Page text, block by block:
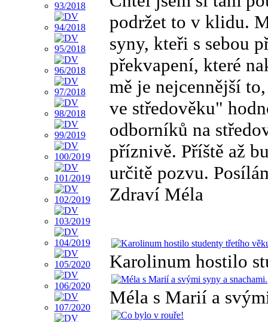
podržet to v klidu.
syny, kteři s sebou
překvapení, které
mě je nejcennější
ve středověku"
odborníků na
příznivě. Příště až
určitě pozvu.
Zdraví Méla
Karolinum hostilo
Méla s Marií a